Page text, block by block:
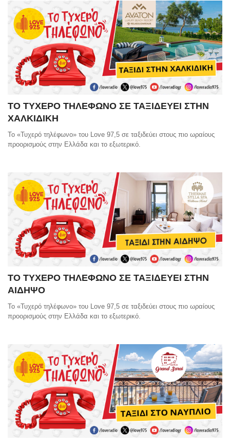
ΤΟ ΤΥΧΕΡΟ ΤΗΛΕΦΩΝΟ ΣΕ ΤΑΞΙΔΕΥΕΙ ΣΤΗΝ
ΧΑΛΚΙΔΙΚΗ
Το «Τυχερό τηλέφωνο» του Love 97,5 σε ταξιδεύει στους πιο ωραίους
προορισμούς στην Ελλάδα και το εξωτερικό.
ΤΟ ΤΥΧΕΡΟ ΤΗΛΕΦΩΝΟ ΣΕ ΤΑΞΙΔΕΥΕΙ ΣΤΗΝ
ΑΙΔΗΨΟ
Το «Τυχερό τηλέφωνο» του Love 97,5 σε ταξιδεύει στους πιο ωραίους
προορισμούς στην Ελλάδα και το εξωτερικό.